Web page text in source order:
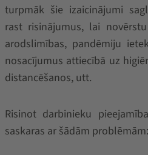
turpmāk šie izaicinājumi
rast risinājumus, lai
arodslimības, pandēmiju
nosacījumus attiecībā uz
distancēšanos, utt.
Risinot darbinieku
saskaras ar šādām problēmām: